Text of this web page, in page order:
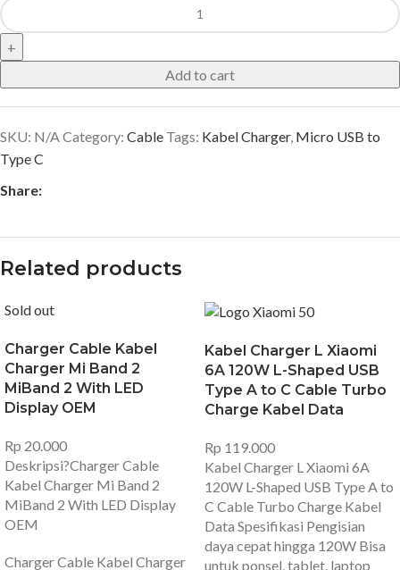
Add to cart
SKU: N/ACategory: Cable Tags: Kabel Charger, Micro USB to
Type C
Share:
Related products
Sold out
Charger Cable Kabel
Charger Mi Band 2
MiBand 2 With LED
Display OEM
Rp 20.000
Deskripsi?Charger Cable
Kabel Charger Mi Band 2
MiBand 2 With LED Display
OEM
Charger Cable Kabel Charger
Kabel Charger L Xiaomi
6A 120W L-Shaped USB
Type A to C Cable Turbo
Charge Kabel Data
Rp 119.000
Kabel Charger L Xiaomi 6A
120W L-Shaped USB Type A to
C Cable Turbo Charge Kabel
Data Spesifikasi Pengisian
daya cepat hingga 120W Bisa
untuk ponsel, tablet, laptop